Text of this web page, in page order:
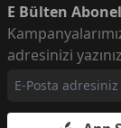
E Bülten
adresinizi